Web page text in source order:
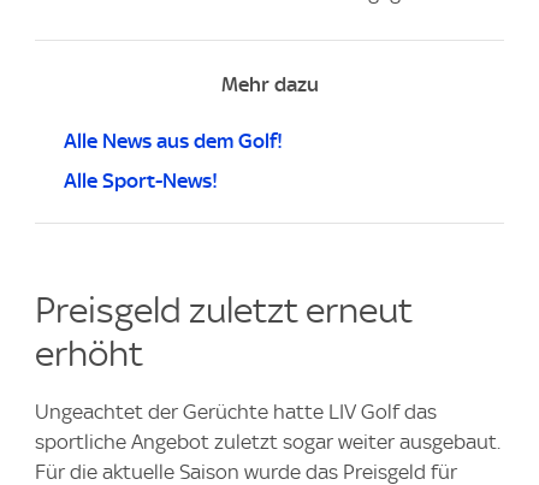
Mehr dazu
Alle News aus dem Golf!
Alle Sport-News!
Preisgeld zuletzt erneut
erhöht
Ungeachtet der Gerüchte hatte LIV Golf das
sportliche Angebot zuletzt sogar weiter ausgebaut.
Für die aktuelle Saison wurde das Preisgeld für